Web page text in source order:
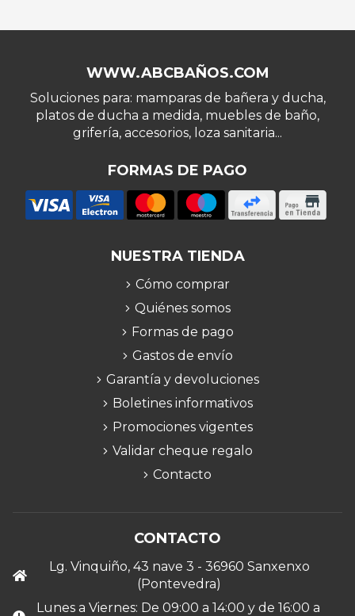
WWW.ABCBAÑOS.COM
Soluciones para: mamparas de bañera y ducha,
platos de ducha a medida, muebles de baño,
grifería, accesorios, loza sanitaria...
FORMAS DE PAGO
NUESTRA TIENDA
Cómo comprar
Quiénes somos
Formas de pago
Gastos de envío
Garantía y devoluciones
Boletines informativos
Promociones vigentes
Validar cheque regalo
Contacto
CONTACTO
Lg. Vinquiño, 43 nave 3 - 36960 Sanxenxo
(Pontevedra)
Lunes a Viernes: De 09:00 a 14:00 y de 16:00 a